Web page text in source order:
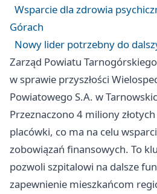
Wsparcie dla zdrowia
Górach
Nowy lider potrzebny do
Zarząd Powiatu
w sprawie przyszłości
Powiatowego S.A. w
Przeznaczono 4 miliony
placówki, co ma na celu
zobowiązań finansowych. To
pozwoli szpitalowi na dalsze
zapewnienie mieszkańcom